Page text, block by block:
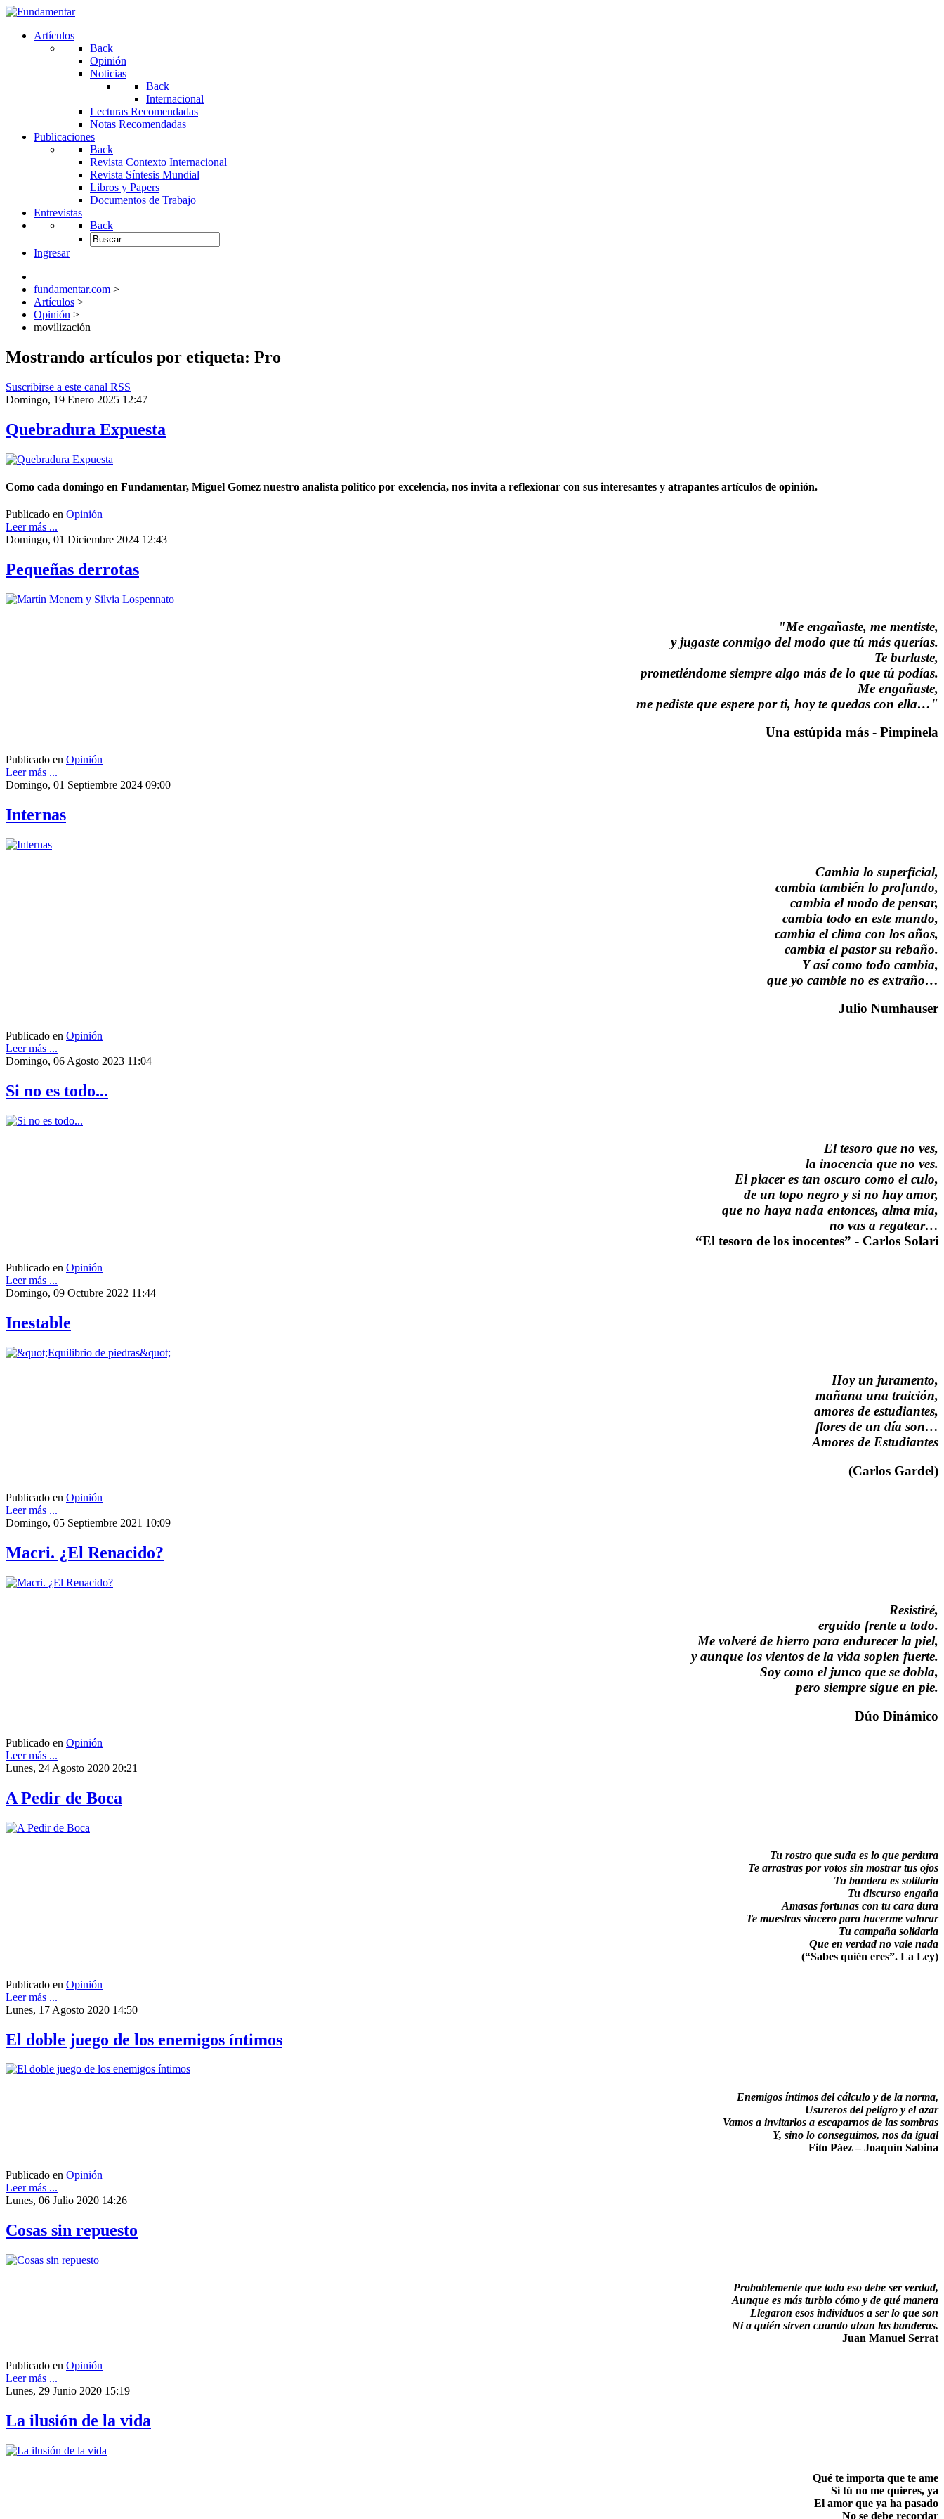
Artículos
Back
Opinión
Noticias
Back
Internacional
Lecturas Recomendadas
Notas Recomendadas
Publicaciones
Back
Revista Contexto Internacional
Revista Síntesis Mundial
Libros y Papers
Documentos de Trabajo
Entrevistas
Back
Ingresar
fundamentar.com >
Artículos >
Opinión >
movilización
Mostrando artículos por etiqueta: Pro
Suscribirse a este canal RSS
Domingo, 19 Enero 2025 12:47
Quebradura Expuesta
Como cada domingo en Fundamentar, Miguel Gomez nuestro analista politico por excelencia, nos invita a reflexionar con sus interesantes y atrapantes artículos de opinión.
Publicado en Opinión
Leer más ...
Domingo, 01 Diciembre 2024 12:43
Pequeñas derrotas
"Me engañaste, me mentiste,
y jugaste conmigo del modo que tú más querías.
Te burlaste,
prometiéndome siempre algo más de lo que tú podías.
Me engañaste,
me pediste que espere por ti, hoy te quedas con ella…"
Una estúpida más - Pimpinela
Publicado en Opinión
Leer más ...
Domingo, 01 Septiembre 2024 09:00
Internas
Cambia lo superficial,
cambia también lo profundo,
cambia el modo de pensar,
cambia todo en este mundo,
cambia el clima con los años,
cambia el pastor su rebaño.
Y así como todo cambia,
que yo cambie no es extraño…
Julio Numhauser
Publicado en Opinión
Leer más ...
Domingo, 06 Agosto 2023 11:04
Si no es todo...
El tesoro que no ves,
la inocencia que no ves.
El placer es tan oscuro como el culo,
de un topo negro y si no hay amor,
que no haya nada entonces, alma mía,
no vas a regatear…
“El tesoro de los inocentes” - Carlos Solari
Publicado en Opinión
Leer más ...
Domingo, 09 Octubre 2022 11:44
Inestable
Hoy un juramento,
mañana una traición,
amores de estudiantes,
flores de un día son…
Amores de Estudiantes
(Carlos Gardel)
Publicado en Opinión
Leer más ...
Domingo, 05 Septiembre 2021 10:09
Macri. ¿El Renacido?
Resistiré,
erguido frente a todo.
Me volveré de hierro para endurecer la piel,
y aunque los vientos de la vida soplen fuerte.
Soy como el junco que se dobla,
pero siempre sigue en pie.
Dúo Dinámico
Publicado en Opinión
Leer más ...
Lunes, 24 Agosto 2020 20:21
A Pedir de Boca
Tu rostro que suda es lo que perdura
Te arrastras por votos sin mostrar tus ojos
Tu bandera es solitaria
Tu discurso engaña
Amasas fortunas con tu cara dura
Te muestras sincero para hacerme valorar
Tu campaña solidaria
Que en verdad no vale nada
(“Sabes quién eres”. La Ley)
Publicado en Opinión
Leer más ...
Lunes, 17 Agosto 2020 14:50
El doble juego de los enemigos íntimos
Enemigos íntimos del cálculo y de la norma,
Usureros del peligro y el azar
Vamos a invitarlos a escaparnos de las sombras
Y, sino lo conseguimos, nos da igual
Fito Páez – Joaquín Sabina
Publicado en Opinión
Leer más ...
Lunes, 06 Julio 2020 14:26
Cosas sin repuesto
Probablemente que todo eso debe ser verdad,
Aunque es más turbio cómo y de qué manera
Llegaron esos individuos a ser lo que son
Ni a quién sirven cuando alzan las banderas.
Juan Manuel Serrat
Publicado en Opinión
Leer más ...
Lunes, 29 Junio 2020 15:19
La ilusión de la vida
Qué te importa que te ame
Si tú no me quieres, ya
El amor que ya ha pasado
No se debe recordar